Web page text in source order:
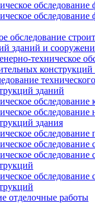
обследование
обследование
обследование
зданий и
техническое
конструкций
зданий
обследование
обследование
здания
обследование
обследование
обследование
обследование
отделочные работы